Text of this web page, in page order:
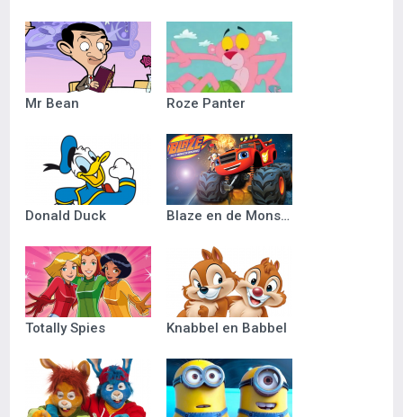
Mr Bean Roze Panter
Donald Duck Blaze en de Monsterwielen
Totally Spies Knabbel en Babbel